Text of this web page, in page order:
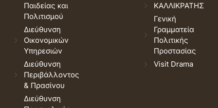
Παιδείας και
Πολιτισμού
Διεύθυνση
Οικονομικών
Υπηρεσιών
Διεύθυνση
Περιβάλλοντος
& Πρασίνου
Διεύθυνση
ΚΑΛΛΙΚΡΑΤΗΣ
Γενική
Γραμματεία
Πολιτικής
Προστασίας
Visit Drama